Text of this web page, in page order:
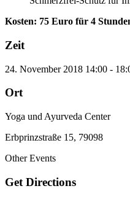
Kosten: 75 Euro für 4
Zeit
24. November 2018 14:00 -
Ort
Yoga und Ayurveda Center
Erbprinzstraße 15, 79098
Other Events
Get Directions